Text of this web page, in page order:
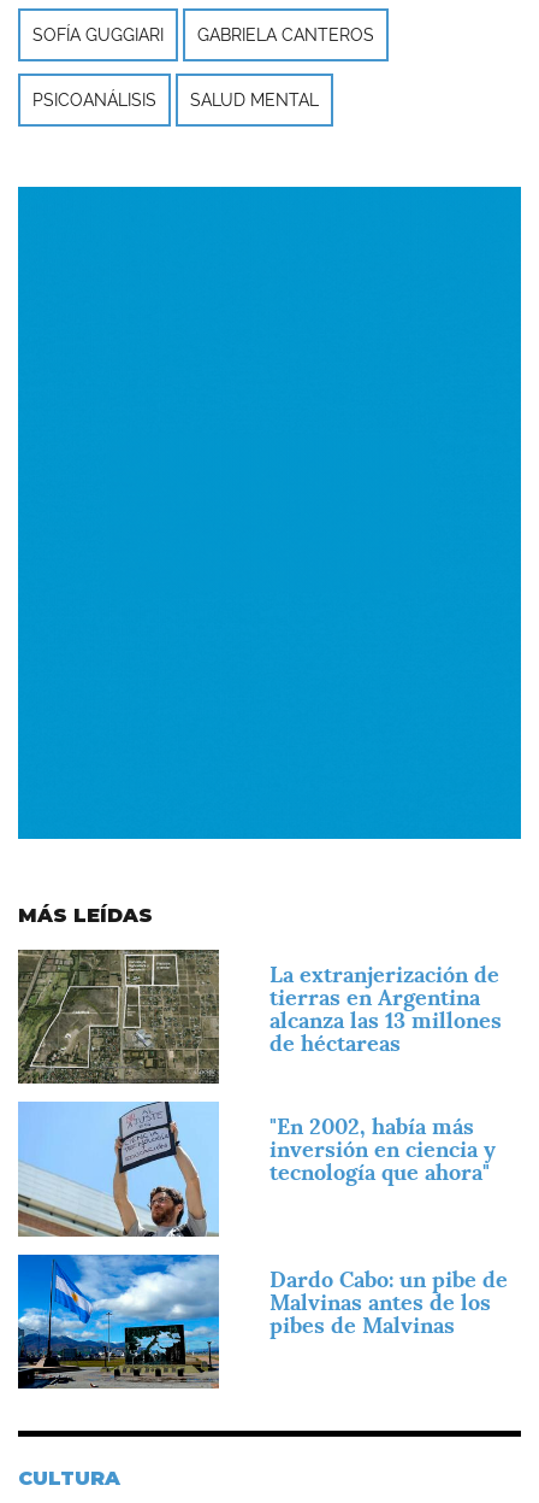
SOFÍA GUGGIARI GABRIELA CANTEROS
PSICOANÁLISIS SALUD MENTAL
MÁS LEÍDAS
Imagen
La extranjerización de
tierras en Argentina
alcanza las 13 millones
de héctareas
"En 2002, había más
inversión en ciencia y
tecnología que ahora"
Imagen
Dardo Cabo: un pibe de
Malvinas antes de los
pibes de Malvinas
CULTURA